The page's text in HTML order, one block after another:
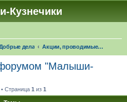
Кузнечики
дела Акции, проводимые форумом "Малыши-Кузнечики"
"Малыши-
Страница 1 из 1